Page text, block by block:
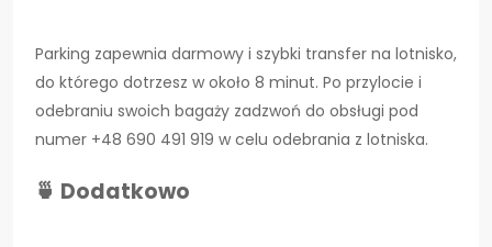
Parking zapewnia darmowy i szybki transfer na lotnisko,
do którego dotrzesz w około 8 minut. Po przylocie i
odebraniu swoich bagaży zadzwoń do obsługi pod
numer +48 690 491 919 w celu odebrania z lotniska.
🍵 Dodatkowo